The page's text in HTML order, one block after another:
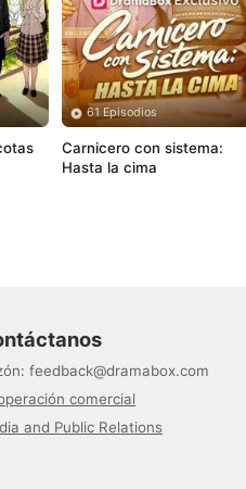
61 Episodios
Carnicero con sistema:
Hasta la cima
:feedback@dramabox.com
comercial
and Public Relations